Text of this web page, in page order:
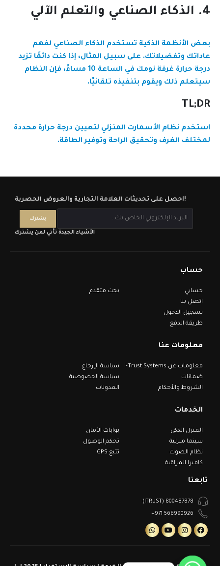
4. الذكاء الصناعي والتعلم الآلي
بعض الأنظمة الذكية تستخدم الذكاء الصناعي لفهم
عاداتك وتفضيلاتك. على سبيل المثال، إذا كنت دائمًا تزيد
درجة حرارة غرفة نومك في الساعة 10 مساءً، فإن النظام
سيتعلم ذلك ويقوم بتنفيذه تلقائيًا.
TL;DR
استخدم نظام الأسمارت المنزلي لتعيين درجة حرارة محددة
لمختلف الغرف وتحقيق الراحة وتوفير الطاقة.
احصل على تحديثات العلامة التجارية والعروض الحصرية!
الأشياء الجيدة تأتي لمن يشترك
حساب
حسابي
اتصل بنا
تسجيل الدخول
طريقة الدفع
بحث متقدم
معلومات عنا
معلومات عن I-Trust Systems
ضمانات
الشروط والأحكام
سياسة الإرجاع
سياسة الخصوصية
المدونات
الخدمات
المنزل الذكي
سينما منزلية
نظام الصوت
كاميرا المراقبة
بوابات الأمان
تحكم الوصول
تتبع GPS
تابعنا
800487878 (ITRUST)
566990926 971+